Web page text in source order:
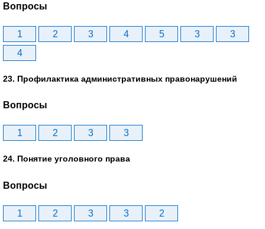
Вопросы
1 2 3 4 5 3
3
4
23. Профилактика административных правонарушений
Вопросы
1 2 3 3
24. Понятие уголовного права
Вопросы
1 2 3 3 2